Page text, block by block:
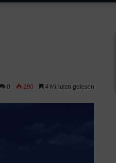
0 290 4 Minuten gelesen